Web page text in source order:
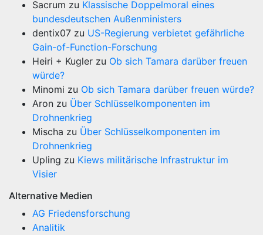
Sacrum zu Klassische Doppelmoral eines
bundesdeutschen Außenministers
dentix07 zu US-Regierung verbietet gefährliche
Gain-of-Function-Forschung
Heiri + Kugler zu Ob sich Tamara darüber freuen
würde?
Minomi zu Ob sich Tamara darüber freuen würde?
Aron zu Über Schlüsselkomponenten im
Drohnenkrieg
Mischa zu Über Schlüsselkomponenten im
Drohnenkrieg
Upling zu Kiews militärische Infrastruktur im
Visier
Alternative Medien
AG Friedensforschung
Analitik